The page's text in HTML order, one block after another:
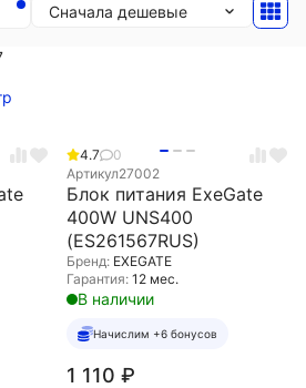
Сначала дешевые
4.7
0
Артикул27002
Блок питания ExeGate
400W UNS400
(ES261567RUS)
Бренд: EXEGATE
Гарантия: 12 мес.
В наличии
Начислим +6 бонусов
1 110 ₽